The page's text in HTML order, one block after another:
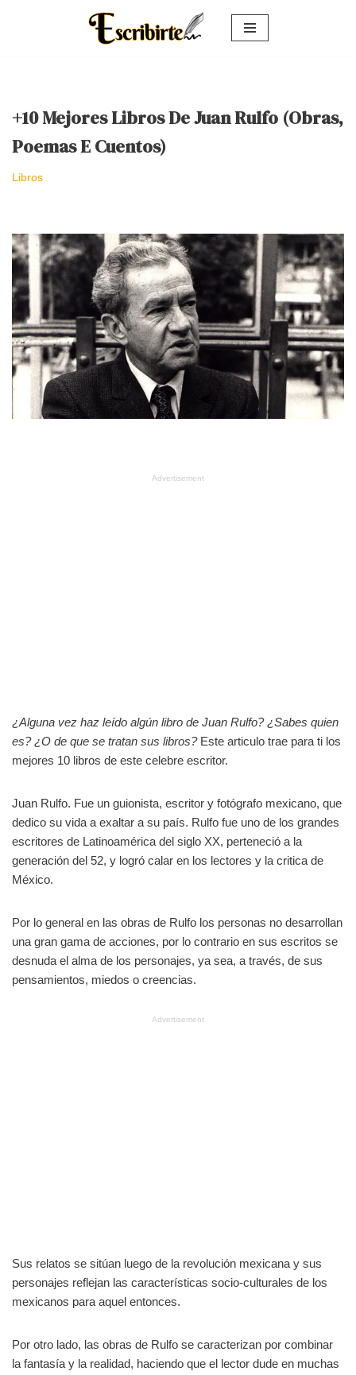
+10 Mejores Libros De Juan Rulfo (Obras,
Poemas E Cuentos)
Libros
Advertisement
¿Alguna vez haz leído algún libro de Juan Rulfo? ¿Sabes quien
es? ¿O de que se tratan sus libros?Este articulo trae para ti los
mejores 10 libros de este celebre escritor.
Juan Rulfo. Fue un guionista, escritor y fotógrafo mexicano, que
dedico su vida a exaltar a su país. Rulfo fue uno de los grandes
escritores de Latinoamérica del siglo XX, perteneció a la
generación del 52, y logró calar en los lectores y la critica de
México.
Por lo general en las obras de Rulfo los personas no desarrollan
una gran gama de acciones, por lo contrario en sus escritos se
desnuda el alma de los personajes, ya sea, a través, de sus
pensamientos, miedos o creencias.
Advertisement
Sus relatos se sitúan luego de la revolución mexicana y sus
personajes reflejan las características socio-culturales de los
mexicanos para aquel entonces.
Por otro lado, las obras de Rulfo se caracterizan por combinar
la fantasía y la realidad, haciendo que el lector dude en muchas